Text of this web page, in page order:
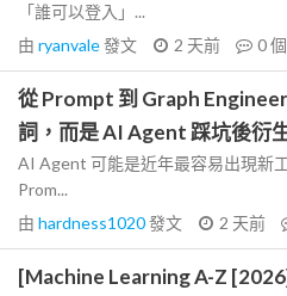
「誰可以登入」...
由 ryanvale發文 2 天前 0
從 Prompt 到 Graph
詞，而是 AI Agent 踩坑後衍
AI Agent 可能是近年最容易出現新
Prom...
由 hardness1020發文 2 天前
[Machine Learning A-Z